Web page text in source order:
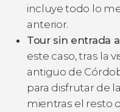
incluye todo lo
anterior.
Tour sin entrada
este caso, tras la
antiguo de
para disfrutar de
mientras el resto